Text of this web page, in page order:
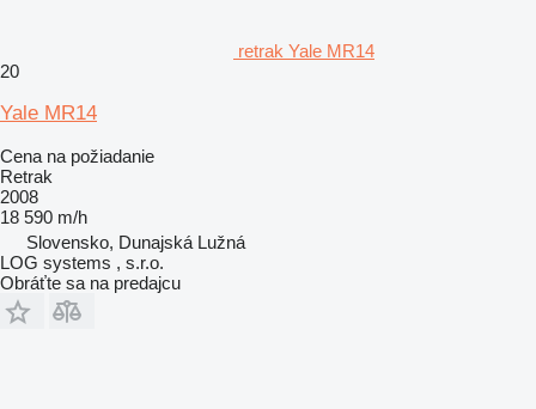
retrak Yale MR14
20
Yale MR14
Cena na požiadanie
Retrak
2008
18 590 m/h
Slovensko, Dunajská Lužná
LOG systems , s.r.o.
Obráťte sa na predajcu